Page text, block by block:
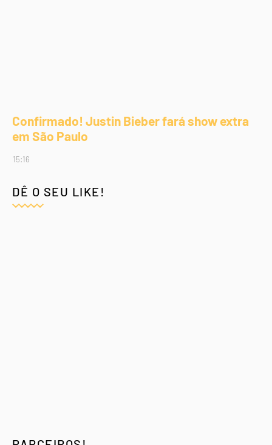
Confirmado! Justin Bieber fará show extra
em São Paulo
15:16
DÊ O SEU LIKE!